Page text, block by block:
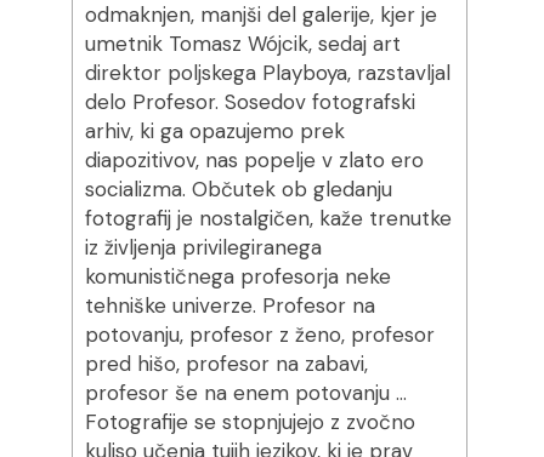
odmaknjen, manjši del galerije, kjer je
umetnik Tomasz Wójcik, sedaj art
direktor poljskega Playboya, razstavljal
delo Profesor. Sosedov fotografski
arhiv, ki ga opazujemo prek
diapozitivov, nas popelje v zlato ero
socializma. Občutek ob gledanju
fotografij je nostalgičen, kaže trenutke
iz življenja privilegiranega
komunističnega profesorja neke
tehniške univerze. Profesor na
potovanju, profesor z ženo, profesor
pred hišo, profesor na zabavi,
profesor še na enem potovanju …
Fotografije se stopnjujejo z zvočno
kuliso učenja tujih jezikov, ki je prav